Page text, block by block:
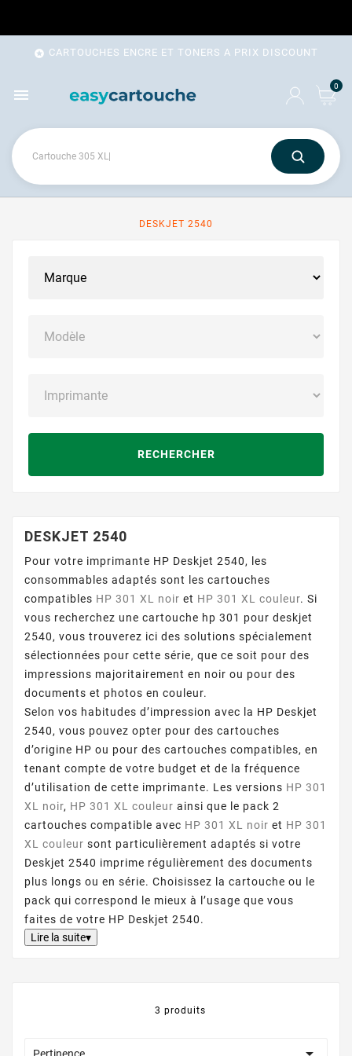
 CARTOUCHES ENCRE ET TONERS A PRIX DISCOUNT
 0
DESKJET 2540
RECHERCHER
DESKJET 2540
Pour votre imprimante HP Deskjet 2540, les
consommables adaptés sont les cartouches
compatibles HP 301 XL noir et HP 301 XL couleur. Si
vous recherchez une cartouche hp 301 pour deskjet
2540, vous trouverez ici des solutions spécialement
sélectionnées pour cette série, que ce soit pour des
impressions majoritairement en noir ou pour des
documents et photos en couleur.
Selon vos habitudes d’impression avec la HP Deskjet
2540, vous pouvez opter pour des cartouches
d’origine HP ou pour des cartouches compatibles, en
tenant compte de votre budget et de la fréquence
d’utilisation de cette imprimante. Les versions HP 301
XL noir, HP 301 XL couleur ainsi que le pack 2
cartouches compatible avec HP 301 XL noir et HP 301
XL couleur sont particulièrement adaptés si votre
Deskjet 2540 imprime régulièrement des documents
plus longs ou en série. Choisissez la cartouche ou le
pack qui correspond le mieux à l’usage que vous
faites de votre HP Deskjet 2540.
Lire la suite▾
3 produits